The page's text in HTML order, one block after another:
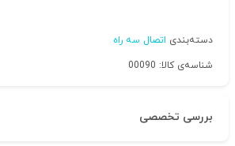
دسته‌بندی اتصال سه راه
شناسه‌ی کالا: 00090
بررسی تخصصی